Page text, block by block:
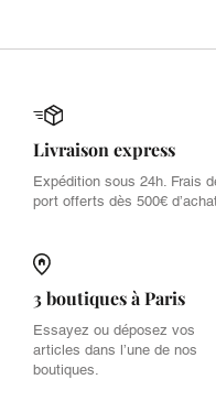
Livraison express
Expédition sous 24h. Frais
port offerts dès 500€
3 boutiques à Paris
Essayez ou déposez vos
articles dans l’une de nos
boutiques.